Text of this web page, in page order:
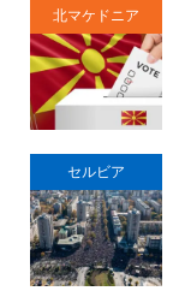
北マケドニア
セルビア